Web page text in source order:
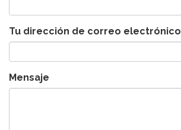
Tu dirección de correo electrónico
Mensaje